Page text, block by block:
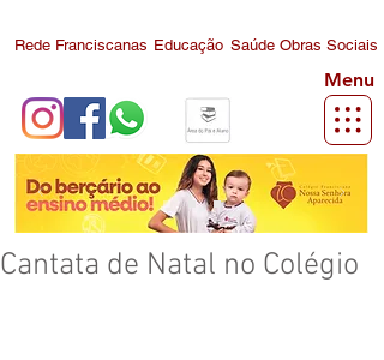
Rede Franciscanas Educação Saúde Obras Sociais
Menu
Cantata de Natal no Colégio